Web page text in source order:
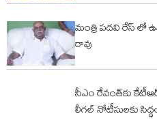
మంత్రి పదవి రేస్ లో
రావు
సీఎం రేవంత్‌కు
లీగల్ నోటీసులకు